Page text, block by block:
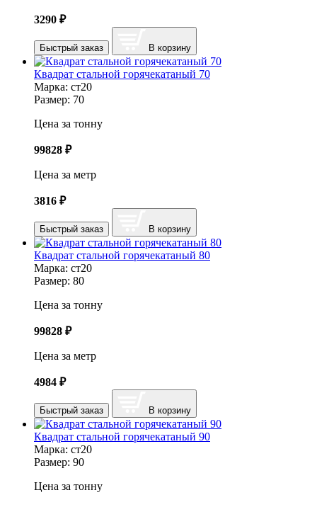
3290 ₽
Быстрый заказ В корзину
Квадрат стальной горячекатаный 70
Марка: ст20
Размер: 70
Цена за тонну
99828 ₽
Цена за метр
3816 ₽
Быстрый заказ В корзину
Квадрат стальной горячекатаный 80
Марка: ст20
Размер: 80
Цена за тонну
99828 ₽
Цена за метр
4984 ₽
Быстрый заказ В корзину
Квадрат стальной горячекатаный 90
Марка: ст20
Размер: 90
Цена за тонну